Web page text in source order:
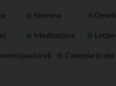
Stemma
Meditazioni
pastorali Calendario del